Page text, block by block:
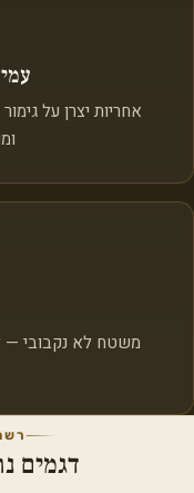
אחריות יצרן על
משטח לא נקבובי —
דגמים